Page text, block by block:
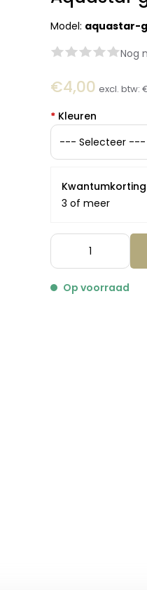
Model: aquastar-
Nog
€4,00 excl. btw:
* Kleuren
Kwantumkorting
3 of meer
Op voorraad